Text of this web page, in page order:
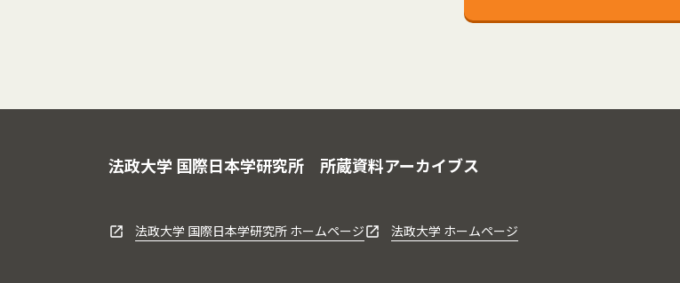
法政大学 国際日本学研究所 所蔵資料アーカイブス
法政大学 国際日本学研究所 ホームページ 法政大学 ホームページ